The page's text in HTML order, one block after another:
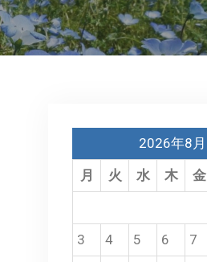
2026年8月
月
火 水 木 金
3
4 5 6 7